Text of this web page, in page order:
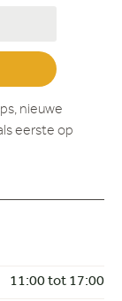
nieuwe
eerste op
11:00 tot 17:00